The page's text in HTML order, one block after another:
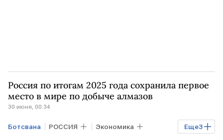
Россия по итогам 2025 года сохранила первое
место в мире по добыче алмазов
30 июня, 00:34
Еще3
Ботсвана РОССИЯ Экономика